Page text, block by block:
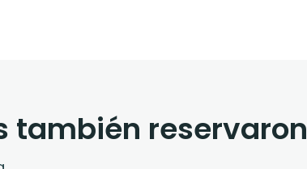
también reservaron